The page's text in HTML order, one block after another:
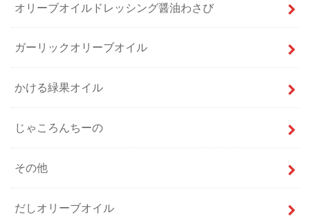
オリーブオイルドレッシング醤油わさび
ガーリックオリーブオイル
かける緑果オイル
じゃころんちーの
その他
だしオリーブオイル